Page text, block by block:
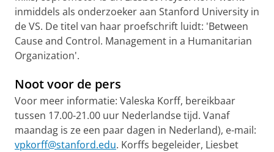
inmiddels als onderzoeker aan Stanford University in
de VS. De titel van haar proefschrift luidt: 'Between
Cause and Control. Management in a Humanitarian
Organization'.
Noot voor de pers
Voor meer informatie: Valeska Korff, bereikbaar
tussen 17.00-21.00 uur Nederlandse tijd. Vanaf
maandag is ze een paar dagen in Nederland), e-mail:
vpkorff@stanford.edu. Korffs begeleider, Liesbet